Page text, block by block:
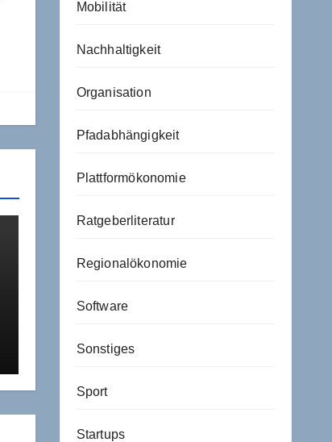
Mobilität
Nachhaltigkeit
Organisation
Pfadabhängigkeit
Plattformökonomie
Ratgeberliteratur
Regionalökonomie
Software
Sonstiges
Sport
Startups